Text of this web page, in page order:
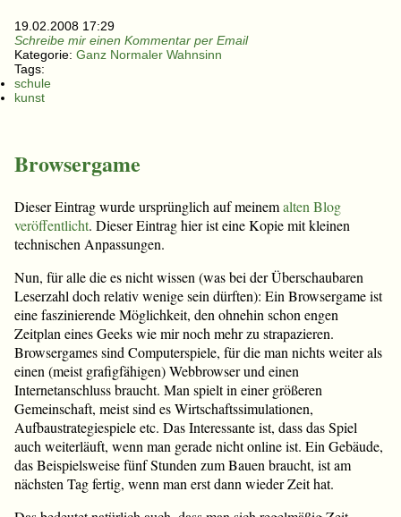
19.02.2008 17:29
Schreibe mir einen Kommentar per Email
Kategorie: Ganz Normaler Wahnsinn
Tags:
schule
kunst
Browsergame
Dieser Eintrag wurde ursprünglich auf meinemalten Blog
veröffentlicht. Dieser Eintrag hier ist eine Kopie mit kleinen
technischen Anpassungen.
Nun, für alle die es nicht wissen (was bei der Überschaubaren
Leserzahl doch relativ wenige sein dürften): Ein Browsergame ist
eine faszinierende Möglichkeit, den ohnehin schon engen
Zeitplan eines Geeks wie mir noch mehr zu strapazieren.
Browsergames sind Computerspiele, für die man nichts weiter als
einen (meist grafigfähigen) Webbrowser und einen
Internetanschluss braucht. Man spielt in einer größeren
Gemeinschaft, meist sind es Wirtschaftssimulationen,
Aufbaustrategiespiele etc. Das Interessante ist, dass das Spiel
auch weiterläuft, wenn man gerade nicht online ist. Ein Gebäude,
das Beispielsweise fünf Stunden zum Bauen braucht, ist am
nächsten Tag fertig, wenn man erst dann wieder Zeit hat.